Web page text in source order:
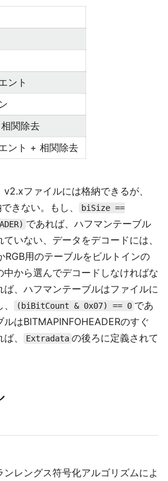
ント
関除去
ント + 相関除去
ファイルには格納できるが、
きない。もし、
biSize ==
であれば、ハフマンテーブル
いない、データをデコードには、
RGB用のテーブルをビルトインの
中から選んでデコードしなければな
ば、ハフマンテーブルはファイルに
(biBitCount & 0x07) == 0 であ
はBITMAPINFOHEADERのすぐ
、
Extradata の後ろに定義されて
レングス符号化アルゴリズムによ